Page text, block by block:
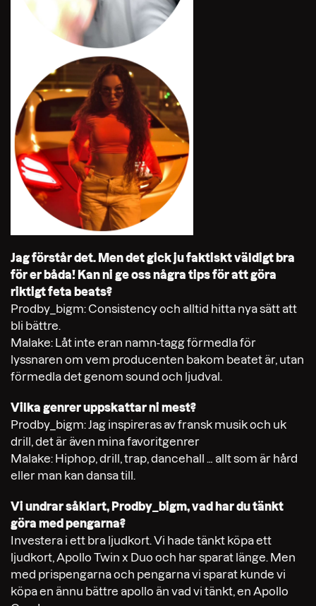
Jag förstår det. Men det gick ju faktiskt väldigt bra
för er båda! Kan ni ge oss några tips för att göra
riktigt feta beats?
Prodby_bigm: Consistency och alltid hitta nya sätt att
bli bättre.
Malake: Låt inte eran namn-tagg förmedla för
lyssnaren om vem producenten bakom beatet är, utan
förmedla det genom sound och ljudval.
Vilka genrer uppskattar ni mest?
Prodby_bigm: Jag inspireras av fransk musik och uk
drill, det är även mina favoritgenrer
Malake: Hiphop, drill, trap, dancehall … allt som är hård
eller man kan dansa till.
Vi undrar såklart, Prodby_bigm, vad har du tänkt
göra med pengarna?
Investera i ett bra ljudkort. Vi hade tänkt köpa ett
ljudkort, Apollo Twin x Duo och har sparat länge. Men
med prispengarna och pengarna vi sparat kunde vi
köpa en ännu bättre apollo än vad vi tänkt, en Apollo